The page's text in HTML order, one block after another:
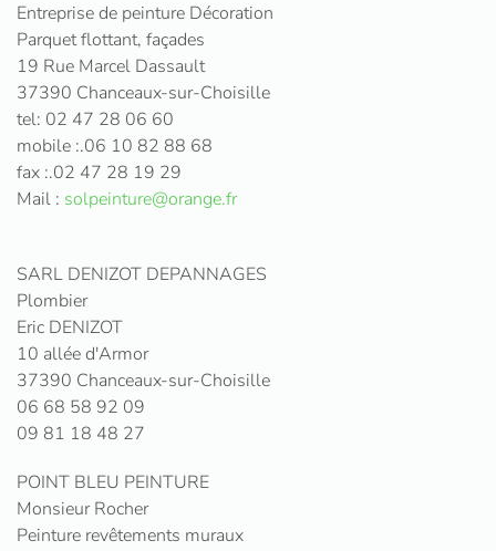
Entreprise de peinture Décoration
Parquet flottant, façades
19 Rue Marcel Dassault
37390 Chanceaux-sur-Choisille
tel: 02 47 28 06 60
mobile :.06 10 82 88 68
fax :.02 47 28 19 29
Mail : solpeinture@orange.fr
SARL DENIZOT DEPANNAGES
Plombier
Eric DENIZOT
10 allée d'Armor
37390 Chanceaux-sur-Choisille
06 68 58 92 09
09 81 18 48 27
POINT BLEU PEINTURE
Monsieur Rocher
Peinture revêtements muraux